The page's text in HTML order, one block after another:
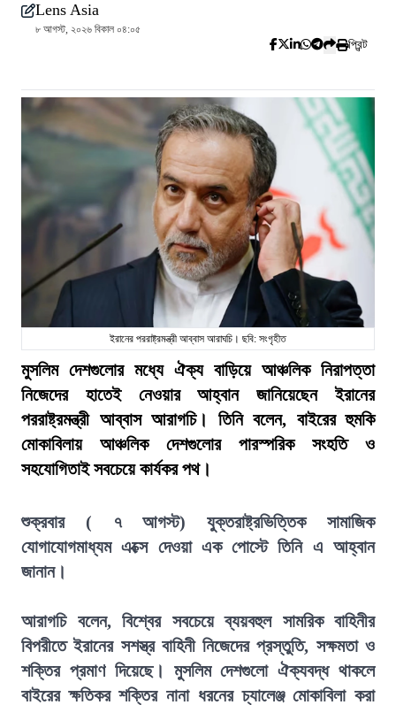
Lens Asia
৮ আগস্ট, ২০২৬ বিকাল ০৪:০৫
প্রিন্ট
ইরানের পররাষ্ট্রমন্ত্রী আব্বাস আরাঘচি। ছবি: সংগৃহীত
মুসলিম দেশগুলোর মধ্যে ঐক্য বাড়িয়ে আঞ্চলিক নিরাপত্তা
নিজেদের হাতেই নেওয়ার আহ্বান জানিয়েছেন ইরানের
পররাষ্ট্রমন্ত্রী আব্বাস আরাগচি। তিনি বলেন, বাইরের হুমকি
মোকাবিলায় আঞ্চলিক দেশগুলোর পারস্পরিক সংহতি ও
সহযোগিতাই সবচেয়ে কার্যকর পথ।
শুক্রবার ( ৭ আগস্ট) যুক্তরাষ্ট্রভিত্তিক সামাজিক
যোগাযোগমাধ্যম এক্সে দেওয়া এক পোস্টে তিনি এ আহ্বান
জানান।
আরাগচি বলেন, বিশ্বের সবচেয়ে ব্যয়বহুল সামরিক বাহিনীর
বিপরীতে ইরানের সশস্ত্র বাহিনী নিজেদের প্রস্তুতি, সক্ষমতা ও
শক্তির প্রমাণ দিয়েছে। মুসলিম দেশগুলো ঐক্যবদ্ধ থাকলে
বাইরের ক্ষতিকর শক্তির নানা ধরনের চ্যালেঞ্জ মোকাবিলা করা